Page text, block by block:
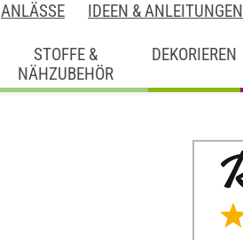
ANLÄSSE IDEEN & ANLEITUNGEN
STOFFE &
NÄHZUBEHÖR
DEKORIEREN